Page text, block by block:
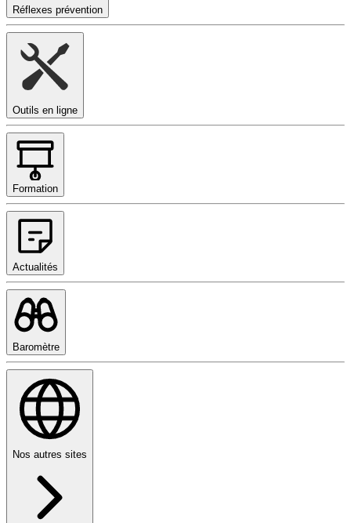
Réflexes prévention
Outils en ligne
Formation
Actualités
Baromètre
Nos autres sites